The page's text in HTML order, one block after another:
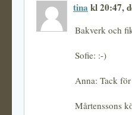
tina kl 20:47,
Bakverk och
Sofie: :-)
Anna: Tack
Mårtenssons